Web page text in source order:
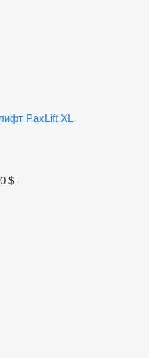
PaxLift XL
$